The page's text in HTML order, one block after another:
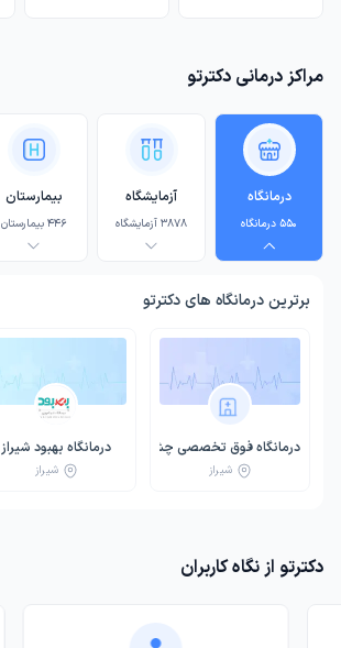
مراکز درمانی دکترتو
درمانگاه
550 درمانگاه
آزمایشگاه
3878 آزمایشگاه
بیمارستان
446 بیمارستان
برتریندرمانگاه های دکترتو
درمانگاه فوق تخصصی چشم دکتر توللی شیراز
شیراز
درمانگاه بهبود شیراز
شیراز
دکترتو از نگاه کاربران